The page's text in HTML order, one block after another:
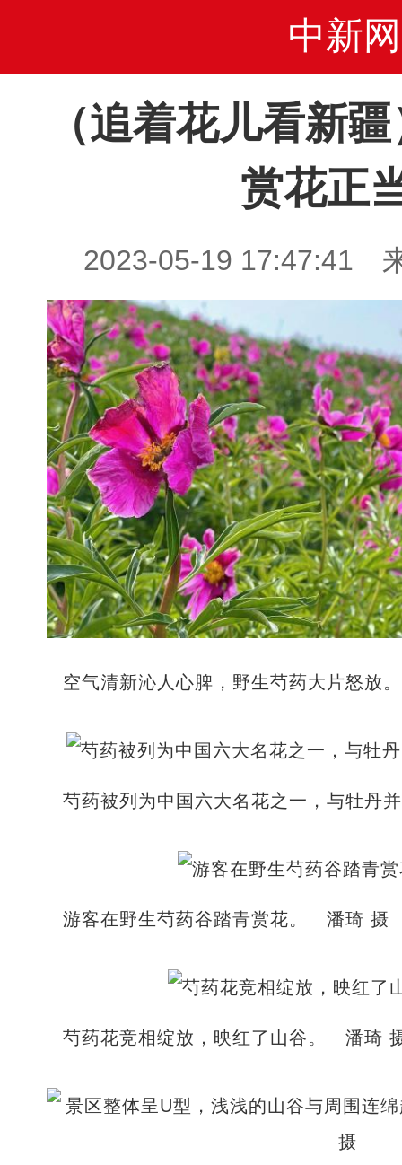
中新网
（追着花儿看新
赏花正
2023-05-19 17:47:41
空气清新沁人心脾，野生芍药大片怒放
芍药被列为中国六大名花之一，与牡丹
游客在野生芍药谷踏青赏花。 潘琦 摄
芍药花竞相绽放，映红了山谷。 潘琦